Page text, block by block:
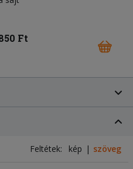
Ft
Feltétek: kép szöveg